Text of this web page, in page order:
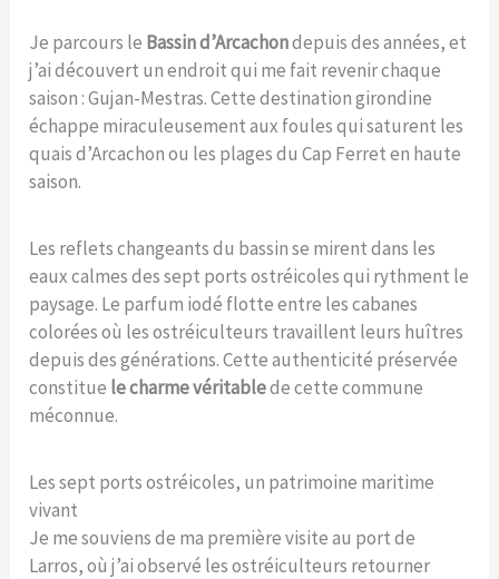
Je parcours le Bassin d’Arcachondepuis des années, et
j’ai découvert un endroit qui me fait revenir chaque
saison : Gujan-Mestras. Cette destination girondine
échappe miraculeusement aux foules qui saturent les
quais d’Arcachon ou les plages du Cap Ferret en haute
saison.
Les reflets changeants du bassin se mirent dans les
eaux calmes des sept ports ostréicoles qui rythment le
paysage. Le parfum iodé flotte entre les cabanes
colorées où les ostréiculteurs travaillent leurs huîtres
depuis des générations. Cette authenticité préservée
constitue le charme véritablede cette commune
méconnue.
Les sept ports ostréicoles, un patrimoine maritime
vivant
Je me souviens de ma première visite au port de
Larros, où j’ai observé les ostréiculteurs retourner